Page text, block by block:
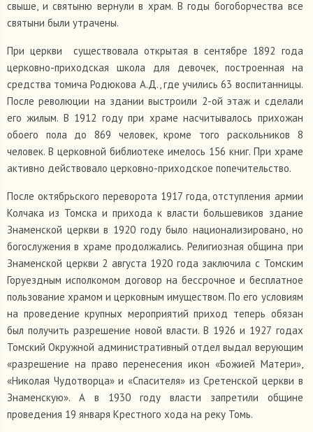
свыше, и святыню вернули в храм. В годы богоборчества все
святыни были утрачены.
При церкви существовала открытая в сентябре 1892 года
церковно-приходская школа для девочек, построенная на
средства томича Родюкова А.Д., где учились 63 воспитанницы.
После революции на здании выстроили 2-ой этаж и сделали
его жилым. В 1912 году при храме насчитывалось прихожан
обоего пола до 869 человек, кроме того раскольников 8
человек. В церковной библиотеке имелось 156 книг. При храме
активно действовало церковно-приходское попечительство.
После октябрьского переворота 1917 года, отступления армии
Колчака из Томска и прихода к власти большевиков здание
Знаменской церкви в 1920 году было национализировано, но
богослужения в храме продолжались. Религиозная община при
Знаменской церкви 2 августа 1920 года заключила с Томским
Горуездным исполкомом договор на бессрочное и бесплатное
пользование храмом и церковным имуществом. По его условиям
на проведение крупных мероприятий приход теперь обязан
был получить разрешение новой власти. В 1926 и 1927 годах
Томский Окружной административный отдел выдал верующим
«разрешение на право перенесения икон «Божией Матери»,
«Николая Чудотворца» и «Спасителя» из Сретенской церкви в
Знаменскую». А в 1930 году власти запретили общине
проведения 19 января Крестного хода на реку Томь.